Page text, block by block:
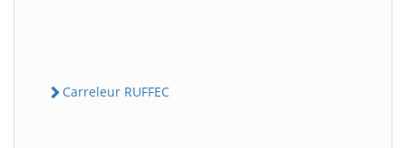
Carreleur RUFFEC